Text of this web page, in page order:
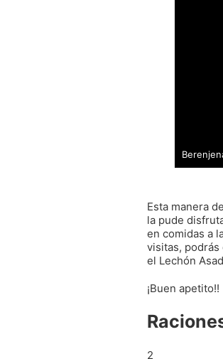
Esta manera
la pude
en comidas a
visitas, podrás
el Lechón
¡Buen apetito!!
2